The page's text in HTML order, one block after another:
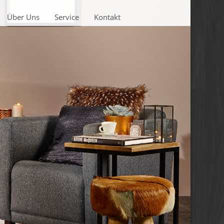
Über Uns Service Kontakt